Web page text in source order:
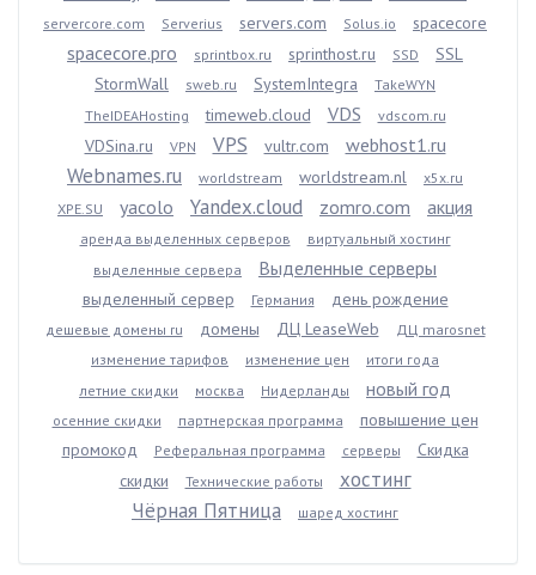
servercore.com
Serverius servers.com Solus.io spacecore
spacecore.pro sprintbox.ru sprinthost.ru SSD
SSL
StormWall
sweb.ru SystemIntegra
TakeWYN
TheIDEAHosting
timeweb.cloud VDS vdscom.ru
VDSina.ru VPN VPS vultr.com webhost1.ru
Webnames.ru worldstream worldstream.nl
x5x.ru
XPE.SU
yacolo Yandex.cloud zomro.com акция
аренда выделенных серверов
виртуальный хостинг
выделенные сервера
Выделенные серверы
выделенный сервер Германия день рождение
дешевые домены ru домены ДЦ LeaseWeb
ДЦ marosnet
изменение тарифов
изменение цен
итоги года
летние скидки
москва Нидерланды новый год
осенние скидки партнерская программа
повышение цен
промокод
Реферальная программа серверы
Скидка
скидки
Технические работы
хостинг
Чёрная Пятница
шаред хостинг